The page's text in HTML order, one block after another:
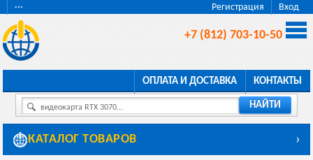
Регистрация Вход
···
+7 (812) 703-10-50
ОПЛАТА И ДОСТАВКА КОНТАКТЫ
видеокарта RTX 3070... НАЙТИ
КАТАЛОГ ТОВАРОВ ›